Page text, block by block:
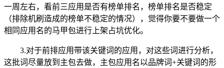
一周左右，看前三应用是否有榜单排名，榜单排名是否稳定
（排除机刷造成的榜单不稳定的情况），觉得你要不要做一个
相同应用名的马甲包进行上架占坑优化。
3.对于前排应用带该关键词的应用，对这些词进行分析，
这批词尽量放到主包去做，主包应用名以品牌词+关键词的形